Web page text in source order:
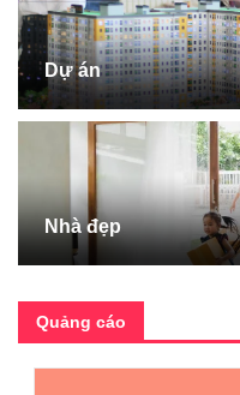
Dự án
Nhà đẹp
Quảng cáo